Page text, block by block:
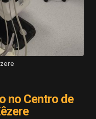
no Centro de